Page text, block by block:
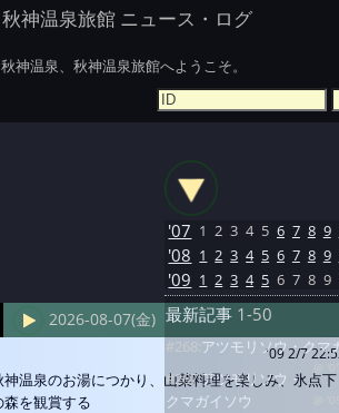
秋神温泉旅館 ニュース・ログ
秋神温泉、秋神温泉旅館へようこそ。
2026-08-07(金)
'09 2/7
神温泉のお湯につかり、山菜料理を楽しみ、氷点下
森を観賞する
'07 1 2 3 4 5 6 7 8 9
'08 1 2 3 4 5 6 7 8 9
'09 1 2 3 4 5 6 7 8 9
最新記事 1-50
#268:アツモリソウ・クマ
@
#267:アツモリソウ・
クマガイソウ
@